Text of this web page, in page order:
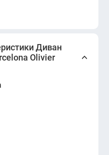
и видов кожи при
дополнена
создания самых
Диван
Olivier